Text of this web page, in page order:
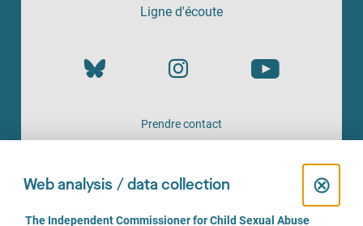
Ligne d'écoute
Prendre contact
UN SERVICE PROPOSÉ PAR
Web analysis / data collection ⊗
C
l
C
The Independent Commissioner for Child Sexual Abuse